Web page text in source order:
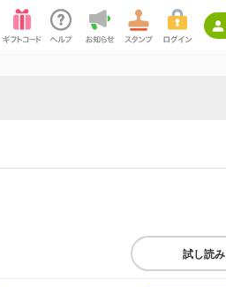
試し読み